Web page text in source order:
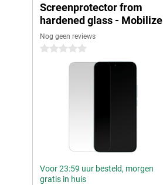
Screenprotector from
hardened glass - Mobilize
Nog geen reviews
0 sterren
Voor 23:59 uur besteld, morgen
gratis in huis